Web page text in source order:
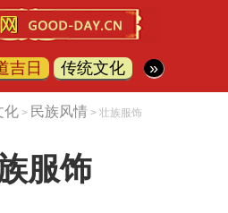
吉日 传统文化 »
化> 民族风情 > 壮族服饰
服饰